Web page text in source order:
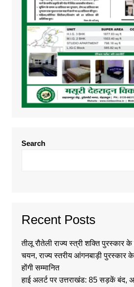
Search
Recent Posts
तीलू रौतेली राज्य स्त्री शक्ति पुरस्कार
चयन, राज्य स्तरीय आंगनबाड़ी पुरस्कार के
होंगी सम्मानित
हाई अलर्ट पर उत्तराखंड: 85 सड़कें बंद,